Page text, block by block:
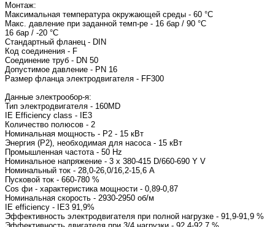
Монтаж:
Максимальная температура окружающей среды - 60 °C
Макс. давление при заданной темп-ре - 16 бар / 90 °C
16 бар / -20 °C
Стандартный фланец - DIN
Код соединения - F
Соединение труб - DN 50
Допустимое давление - PN 16
Размер фланца электродвигателя -
Данные электрообор-я:
Тип
IE Efficiency class - IE3
Количество полюсов - 2
Номинальная мощность - P2 - 15 кВт
Энергия (Р2), необходимая для насоса - 15 кВт
Промышленная частота - 50 Hz
Номинальное напряжение - 3 x 380-415 D/660-690 Y V
Номинальный ток - 28,0-
Пусковой ток - 660-780 %
Cos фи - характеристика
Номинальная скорость - 2930-
IE efficiency -
Эффективность электродвигателя при полной нагрузке - 91,9-91,9 %